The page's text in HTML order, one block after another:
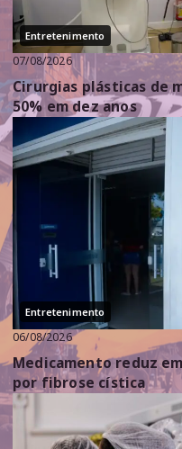
Entretenimento
07/08/2026
Cirurgias plásticas de
50% em dez anos
Entretenimento
06/08/2026
Medicamento reduz
por fibrose cística